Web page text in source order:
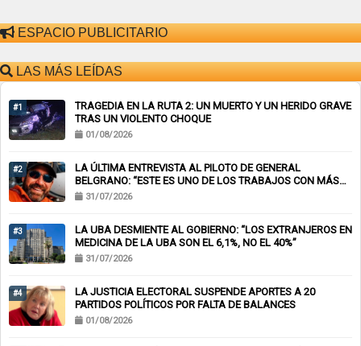
ESPACIO PUBLICITARIO
LAS MÁS LEÍDAS
#1
TRAGEDIA EN LA RUTA 2: UN MUERTO Y UN HERIDO GRAVE
TRAS UN VIOLENTO CHOQUE
01/08/2026
#2
LA ÚLTIMA ENTREVISTA AL PILOTO DE GENERAL
BELGRANO: “ESTE ES UNO DE LOS TRABAJOS CON MÁS
RIESGO”
31/07/2026
#3
LA UBA DESMIENTE AL GOBIERNO: “LOS EXTRANJEROS EN
MEDICINA DE LA UBA SON EL 6,1%, NO EL 40%”
31/07/2026
#4
LA JUSTICIA ELECTORAL SUSPENDE APORTES A 20
PARTIDOS POLÍTICOS POR FALTA DE BALANCES
01/08/2026